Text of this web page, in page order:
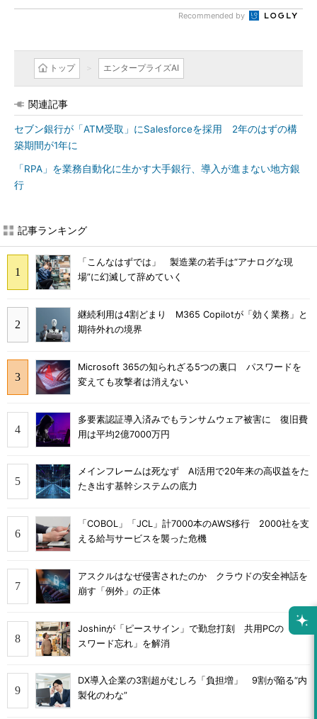
Recommended by
トップ エンタープライズAI
関連記事
セブン銀行が「ATM受取」にSalesforceを採用 2年のはずの構
築期間が1年に
「RPA」を業務自動化に生かす大手銀行、導入が進まない地方銀
行
記事ランキング
「こんなはずでは」 製造業の若手は“アナログな現
場”に幻滅して辞めていく
継続利用は4割どまり M365 Copilotが「効く業務」と
期待外れの境界
Microsoft 365の知られざる5つの裏口 パスワードを
変えても攻撃者は消えない
多要素認証導入済みでもランサムウェア被害に 復旧費
用は平均2億7000万円
メインフレームは死なず AI活用で20年来の高収益をた
たき出す基幹システムの底力
「COBOL」「JCL」計7000本のAWS移行 2000社を支
える給与サービスを襲った危機
アスクルはなぜ侵害されたのか クラウドの安全神話を
崩す「例外」の正体
Joshinが「ピースサイン」で勤怠打刻 共用PCの「パ
スワード忘れ」を解消
DX導入企業の3割超がむしろ「負担増」 9割が陥る“内
製化のわな”